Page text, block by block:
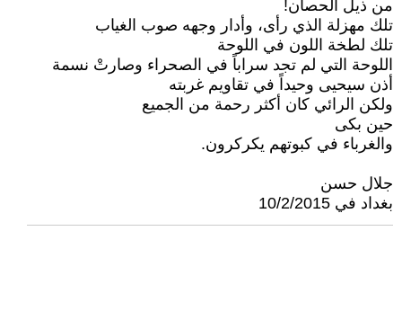
من ذيل الحصان!
تلك مهزلة الذي رأى، وأدار وجهه صوب الغياب
تلك لطخة اللون في اللوحة
اللوحة التي لم تجد سراباً في الصحراء وصارتْ نسمة
أذن سيحيى وحيداً في تقاويم غربته
ولكن الرائي كان أكثر رحمة من الجميع
حين بكى
والغرباء في كبوتهم يكركرون.
جلال حسن
بغداد في 10/2/2015